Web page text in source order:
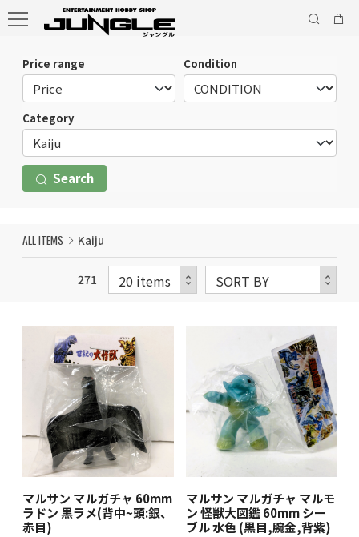
Price range Condition
Category
Search
ALL ITEMS Kaiju
271
マルサン マルガチャ 60mm
ラドン 黒ラメ(背中~頭:銀、
赤目)
マルサン マルガチャ マルモ
ン 怪獣大図鑑 60mm シー
ブル 水色 (黒目,腕金,背紫)